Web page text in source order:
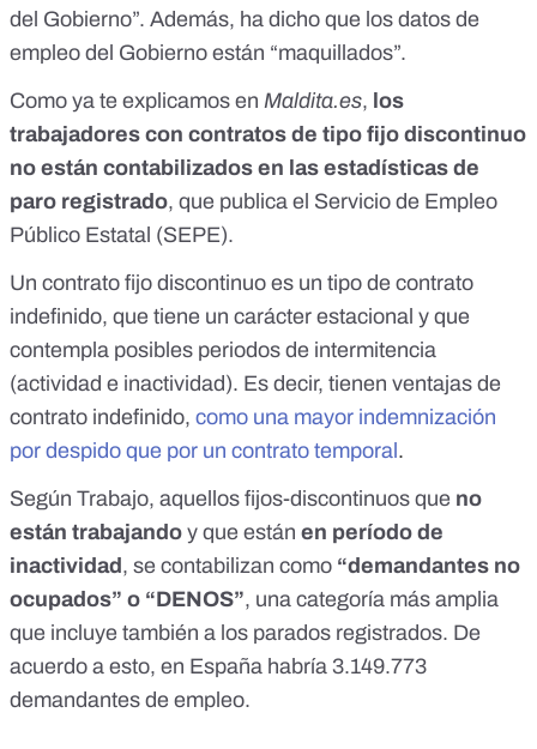
del Gobierno”. Además, ha dicho que los datos de
empleo del Gobierno están “maquillados”.
Como ya te explicamos en Maldita.es, los
trabajadores con contratos de tipo fijo discontinuo
no están contabilizados en las estadísticas de
paro registrado, que publica el Servicio de Empleo
Público Estatal (SEPE).
Un contrato fijo discontinuo es un tipo de contrato
indefinido, que tiene un carácter estacional y que
contempla posibles periodos de intermitencia
(actividad e inactividad). Es decir, tienen ventajas de
contrato indefinido, como una mayor indemnización
por despido que por un contrato temporal .
Según Trabajo, aquellos fijos-discontinuos que no
están trabajando y que están en período de
inactividad , se contabilizan como “demandantes no
ocupados” o “DENOS”, una categoría más amplia
que incluye también a los parados registrados. De
acuerdo a esto, en España habría 3.149.773
demandantes de empleo.